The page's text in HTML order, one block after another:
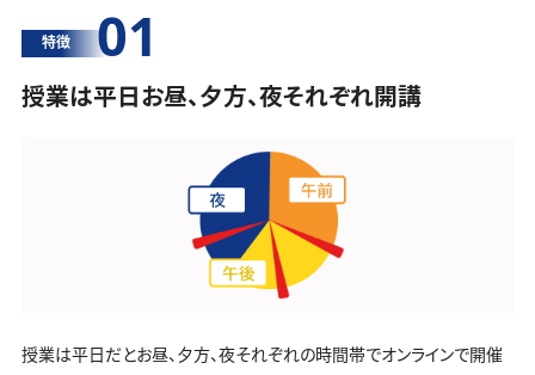
特徴 01
授業は平日お昼、夕方、夜それぞれ開講
授業は平日だとお昼、夕方、夜それぞれの時間帯でオンラインで開催